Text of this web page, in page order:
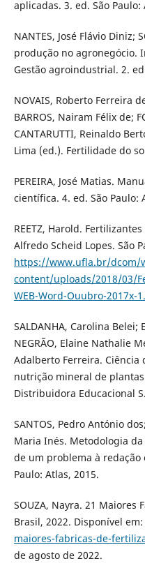
aplicadas. 3. ed. São Paulo:
NANTES, José Flávio Diniz;
produção no agronegócio.
Gestão agroindustrial. 2.
NOVAIS, Roberto Ferreira
BARROS, Nairam Félix de;
CANTARUTTI, Reinaldo
Lima (ed.). Fertilidade do
PEREIRA, José Matias.
científica. 4. ed. São Paulo:
REETZ, Harold.
Alfredo Scheid Lopes. São
https://www.ufla.br/dcom/
content/uploads/2018/03/
WEB-Word-Ouubro-2017x-
SALDANHA, Carolina Belei;
NEGRÃO, Elaine Nathalie
Adalberto Ferreira.
nutrição mineral de
Distribuidora Educacional
SANTOS, Pedro António
Maria Inés. Metodologia
de um problema à redação
Paulo: Atlas, 2015.
SOUZA, Nayra. 21 Maiores
Brasil, 2022. Disponível em:
maiores-fabricas-de-
de agosto de 2022.